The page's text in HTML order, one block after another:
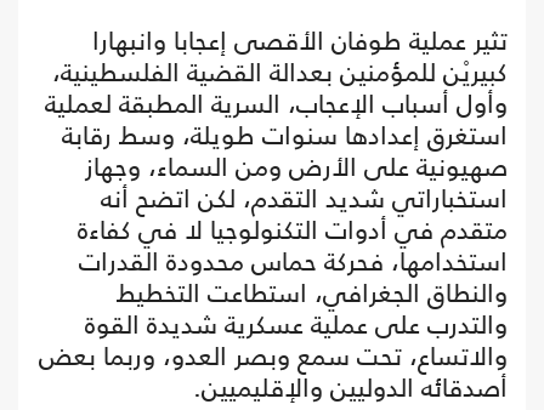
تثير عملية طوفان الأقصى إعجابا وانبهارا
كبيريْن للمؤمنين بعدالة القضية الفلسطينية،
وأول أسباب الإعجاب، السرية المطبقة لعملية
استغرق إعدادها سنوات طويلة، وسط رقابة
صهيونية على الأرض ومن السماء، وجهاز
استخباراتي شديد التقدم، لكن اتضح أنه
متقدم في أدوات التكنولوجيا لا في كفاءة
استخدامها، فحركة حماس محدودة القدرات
والنطاق الجغرافي، استطاعت التخطيط
والتدرب على عملية عسكرية شديدة القوة
والاتساع، تحت سمع وبصر العدو، وربما بعض
أصدقائه الدوليين والإقليميين.